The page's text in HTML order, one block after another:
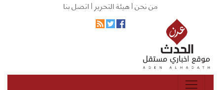
من نحن |هيئة التحرير |اتصل بنا